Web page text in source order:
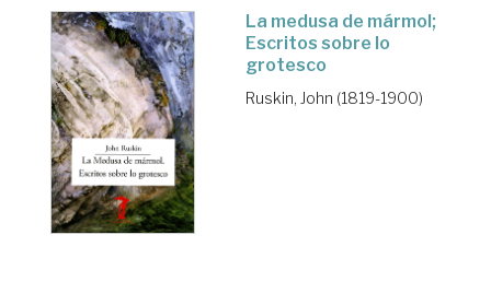
La medusa de mármol;
Escritos sobre lo
grotesco
Ruskin, John (1819-1900)